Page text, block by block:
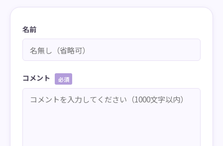
名前
コメント 必須